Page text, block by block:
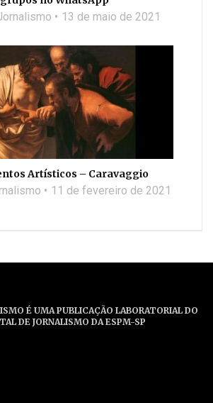
13 de maio de 2021
Artísticos – Caravaggio
11 de fevereiro de 2021
É UMA PUBLICAÇÃO LABORATORIAL DO
DE JORNALISMO DA ESPM-SP